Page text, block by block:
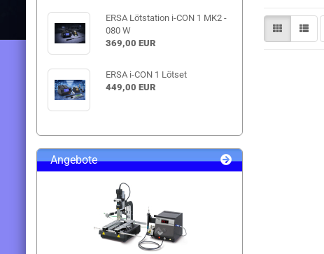
ERSA Lötstation i-CON 1 MK2 -
080 W
369,00 EUR
ERSA i-CON 1 Lötset
449,00 EUR
Angebote